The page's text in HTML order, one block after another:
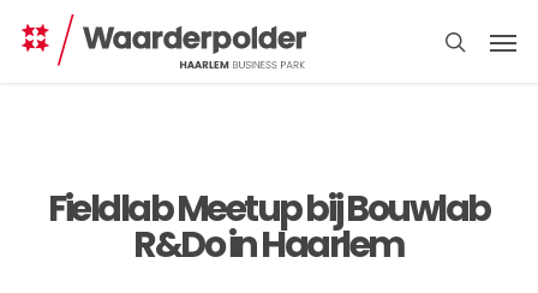
search
Fieldlab Meetup bij Bouwlab
R&Do in Haarlem